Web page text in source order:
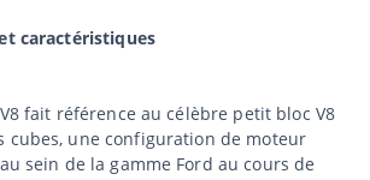
caractéristiques
fait référence au célèbre petit bloc V8
cubes, une configuration de moteur
sein de la gamme Ford au cours de